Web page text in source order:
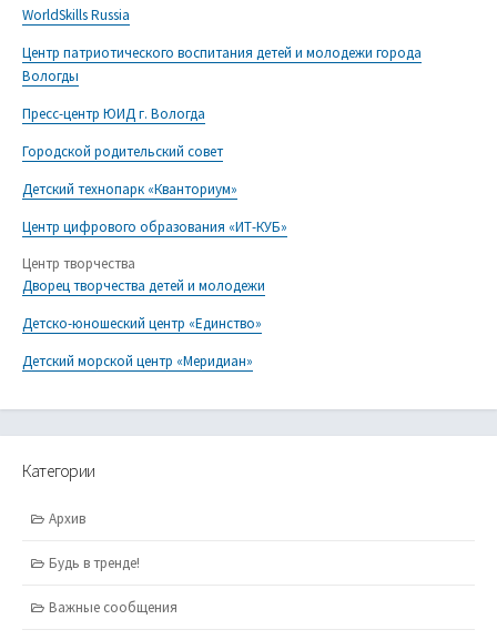
WorldSkills Russia
Центр патриотического воспитания детей и молодежи города
Вологды
Пресс-центр ЮИД г. Вологда
Городской родительский совет
Детский технопарк «Кванториум»
Центр цифрового образования «ИТ-КУБ»
Центр творчества
Дворец творчества детей и молодежи
Детско-юношеский центр «Единство»
Детский морской центр «Меридиан»
Категории
Архив
Будь в тренде!
Важные сообщения